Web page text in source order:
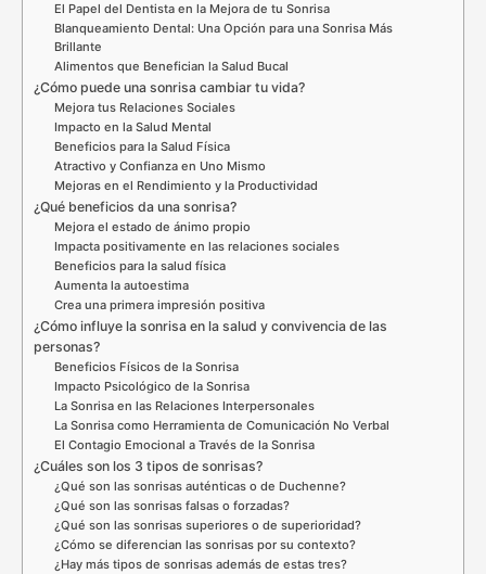
El Papel del Dentista en la Mejora de tu Sonrisa
Blanqueamiento Dental: Una Opción para una Sonrisa Más
Brillante
Alimentos que Benefician la Salud Bucal
¿Cómo puede una sonrisa cambiar tu vida?
Mejora tus Relaciones Sociales
Impacto en la Salud Mental
Beneficios para la Salud Física
Atractivo y Confianza en Uno Mismo
Mejoras en el Rendimiento y la Productividad
¿Qué beneficios da una sonrisa?
Mejora el estado de ánimo propio
Impacta positivamente en las relaciones sociales
Beneficios para la salud física
Aumenta la autoestima
Crea una primera impresión positiva
¿Cómo influye la sonrisa en la salud y convivencia de las
personas?
Beneficios Físicos de la Sonrisa
Impacto Psicológico de la Sonrisa
La Sonrisa en las Relaciones Interpersonales
La Sonrisa como Herramienta de Comunicación No Verbal
El Contagio Emocional a Través de la Sonrisa
¿Cuáles son los 3 tipos de sonrisas?
¿Qué son las sonrisas auténticas o de Duchenne?
¿Qué son las sonrisas falsas o forzadas?
¿Qué son las sonrisas superiores o de superioridad?
¿Cómo se diferencian las sonrisas por su contexto?
¿Hay más tipos de sonrisas además de estas tres?